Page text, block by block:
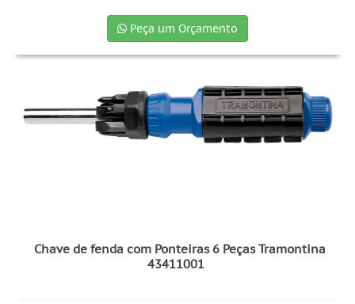
Peça um Orçamento
Chave de fenda com Ponteiras 6 Peças Tramontina
43411001